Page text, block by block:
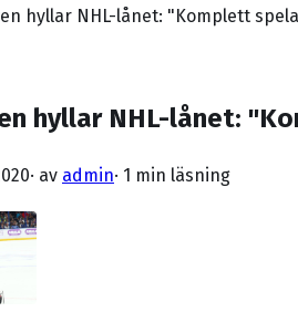
hyllar NHL-lånet: "Komplett
hyllar NHL-lånet:
· av admin· 1 min läsning